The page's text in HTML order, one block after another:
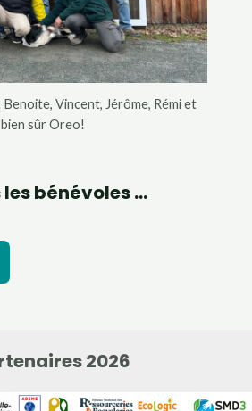
Benoite, Vincent, Jérôme, Rémi et
bien sûr Oreo!
les bénévoles ...
2026